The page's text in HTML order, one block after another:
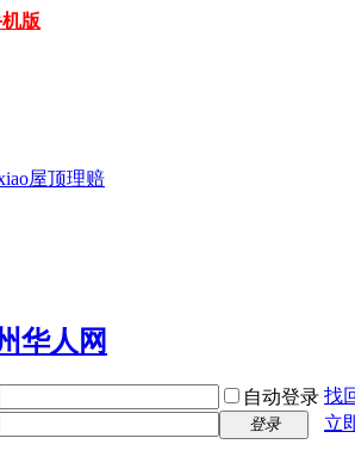
版
自动登录 找
登录
立